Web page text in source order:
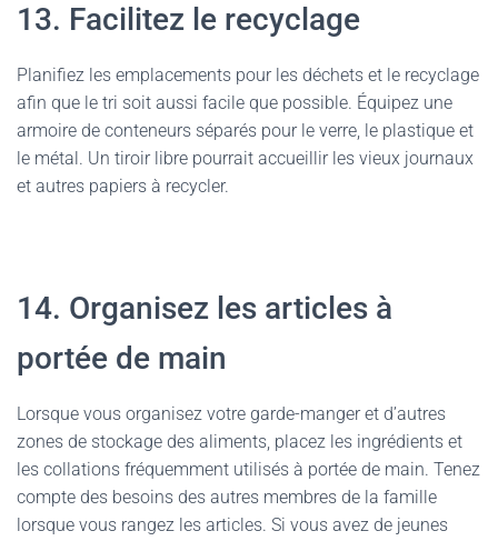
13. Facilitez le recyclage
Planifiez les emplacements pour les déchets et le recyclage
afin que le tri soit aussi facile que possible. Équipez une
armoire de conteneurs séparés pour le verre, le plastique et
le métal. Un tiroir libre pourrait accueillir les vieux journaux
et autres papiers à recycler.
14. Organisez les articles à
portée de main
Lorsque vous organisez votre garde-manger et d’autres
zones de stockage des aliments, placez les ingrédients et
les collations fréquemment utilisés à portée de main. Tenez
compte des besoins des autres membres de la famille
lorsque vous rangez les articles. Si vous avez de jeunes